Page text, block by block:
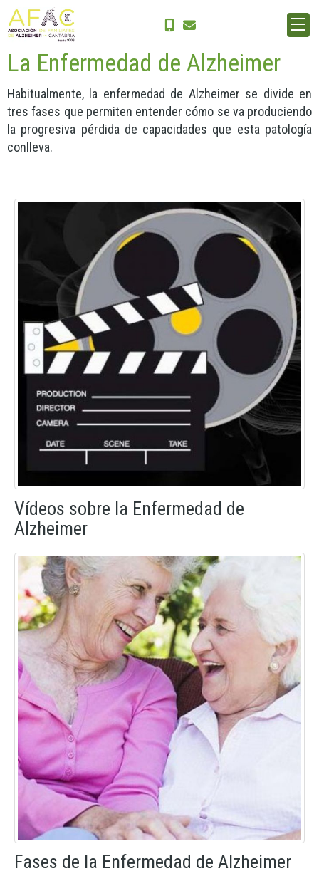
Inicio La Enfermedad de Alzheimer
La Enfermedad de Alzheimer
Habitualmente, la enfermedad de Alzheimer se divide en
tres fases que permiten entender cómo se va produciendo
la progresiva pérdida de capacidades que esta patología
conlleva.
Vídeos sobre la Enfermedad de
Alzheimer
Fases de la Enfermedad de Alzheimer